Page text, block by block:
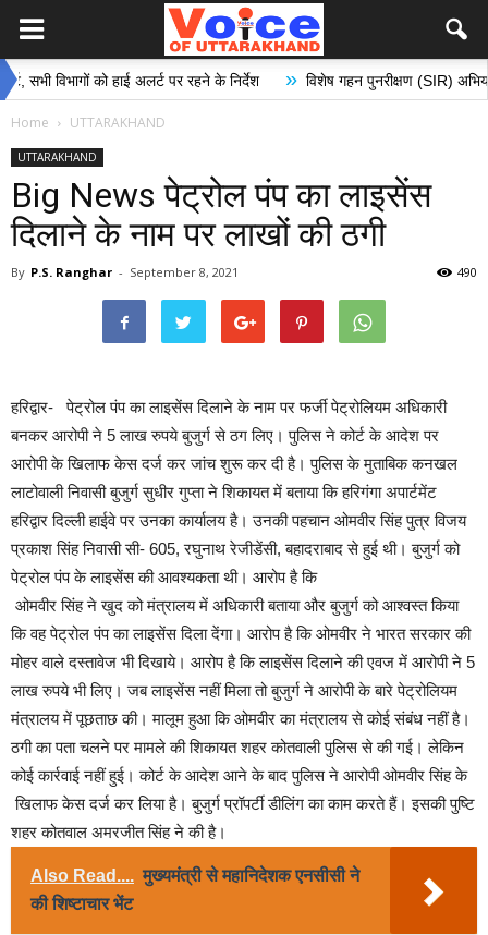
को हाई अलर्ट पर रहने के निर्देश » विशेष गहन पुनरीक्षण (SIR) अभियान के
Home UTTARAKHAND
UTTARAKHAND
Big News पेट्रोल पंप का लाइसेंस
दिलाने के नाम पर लाखों की ठगी
By P.S. Ranghar - September 8, 2021 490
हरिद्वार- पेट्रोल पंप का लाइसेंस दिलाने के नाम पर फर्जी पेट्रोलियम अधिकारी
बनकर आरोपी ने 5 लाख रुपये बुजुर्ग से ठग लिए। पुलिस ने कोर्ट के आदेश पर
आरोपी के खिलाफ केस दर्ज कर जांच शुरू कर दी है। पुलिस के मुताबिक कनखल
लाटोवाली निवासी बुजुर्ग सुधीर गुप्ता ने शिकायत में बताया कि हरिगंगा अपार्टमेंट
हरिद्वार दिल्ली हाईवे पर उनका कार्यालय है। उनकी पहचान ओमवीर सिंह पुत्र विजय
प्रकाश सिंह निवासी सी- 605, रघुनाथ रेजीडेंसी, बहादराबाद से हुई थी। बुजुर्ग को
पेट्रोल पंप के लाइसेंस की आवश्यकता थी। आरोप है कि
ओमवीर सिंह ने खुद को मंत्रालय में अधिकारी बताया और बुजुर्ग को आश्वस्त किया
कि वह पेट्रोल पंप का लाइसेंस दिला देंगा। आरोप है कि ओमवीर ने भारत सरकार की
मोहर वाले दस्तावेज भी दिखाये। आरोप है कि लाइसेंस दिलाने की एवज में आरोपी ने 5
लाख रुपये भी लिए। जब लाइसेंस नहीं मिला तो बुजुर्ग ने आरोपी के बारे पेट्रोलियम
मंत्रालय में पूछताछ की। मालूम हुआ कि ओमवीर का मंत्रालय से कोई संबंध नहीं है।
ठगी का पता चलने पर मामले की शिकायत शहर कोतवाली पुलिस से की गई। लेकिन
कोई कार्रवाई नहीं हुई। कोर्ट के आदेश आने के बाद पुलिस ने आरोपी ओमवीर सिंह के
खिलाफ केस दर्ज कर लिया है। बुजुर्ग प्रॉपर्टी डीलिंग का काम करते हैं। इसकी पुष्टि
शहर कोतवाल अमरजीत सिंह ने की है।
Also Read.... मुख्यमंत्री से महानिदेशक एनसीसी ने
की शिष्टाचार भेंट